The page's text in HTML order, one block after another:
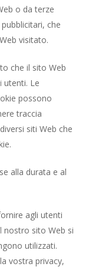
o da terze
che
visitato.
che il sito Web
utenti. Le
possono
traccia
siti Web che
alla durata e al
agli utenti
nostro sito Web si
utilizzati.
vostra privacy,